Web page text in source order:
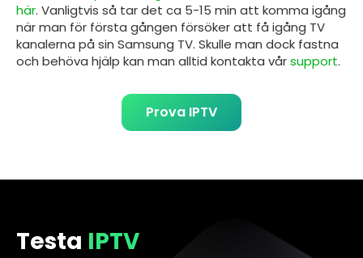
här. Vanligtvis så tar det ca 5-15 min att komma igång
när man för första gången försöker att få igång TV
kanalerna på sin Samsung TV. Skulle man dock fastna
och behöva hjälp kan man alltid kontakta vårsupport.
Prova IPTV
Testa IPTV